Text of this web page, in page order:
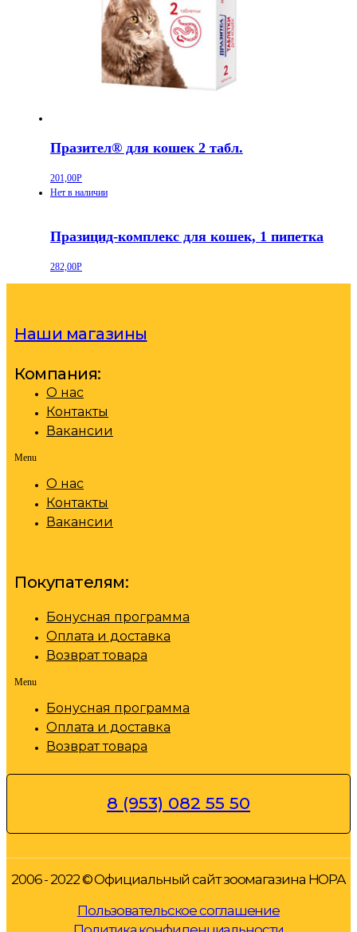
Празител® для кошек 2 табл.
201,00Р
Нет в наличии
Празицид-комплекс для кошек, 1 пипетка
282,00Р
Наши магазины
Компания:
О нас
Контакты
Вакансии
Menu
О нас
Контакты
Вакансии
Покупателям:
Бонусная программа
Оплата и доставка
Возврат товара
Menu
Бонусная программа
Оплата и доставка
Возврат товара
8 (953) 082 55 50
2006 - 2022 © Официальный сайт зоомагазина НОРА
Пользовательское соглашение